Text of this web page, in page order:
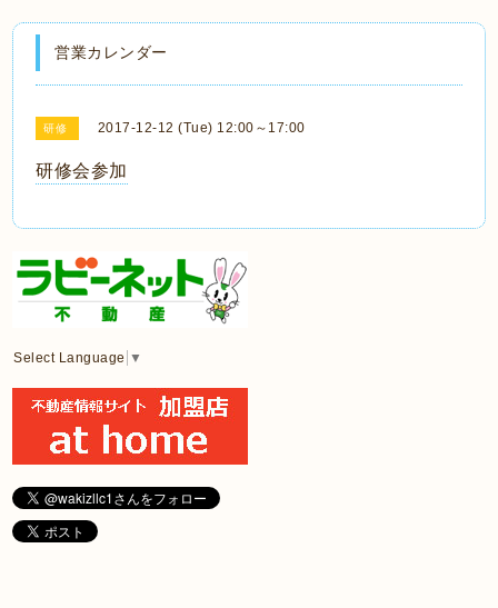
営業カレンダー
研修 2017-12-12 (Tue) 12:00～17:00
研修会参加
Select Language ▼